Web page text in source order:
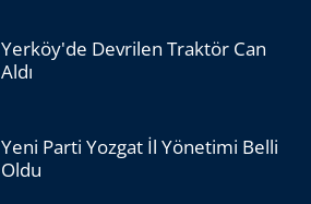
Yerköy'de Devrilen Traktör Can
Aldı
Yeni Parti Yozgat İl Yönetimi Belli
Oldu